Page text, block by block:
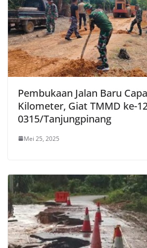
Pembukaan Jalan Baru
Kilometer, Giat TMMD ke-
0315/Tanjungpinang
Mei 25, 2025